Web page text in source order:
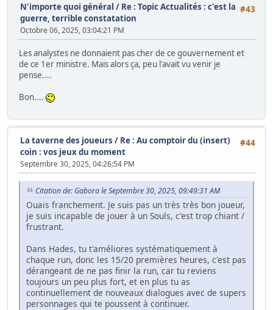
#43
N'importe quoi général / Re : Topic Actualités : c'est la
guerre, terrible constatation
Octobre 06, 2025, 03:04:21 PM
Les analystes ne donnaient pas cher de ce gouvernement et
de ce 1er ministre. Mais alors ça, peu l'avait vu venir je
pense....
Bon....
#44
La taverne des joueurs / Re : Au comptoir du (insert)
coin : vos jeux du moment
Septembre 30, 2025, 04:26:54 PM
Citation de: Gabora le Septembre 30, 2025, 09:49:31 AM
Ouais franchement. Je suis pas un très très bon joueur,
je suis incapable de jouer à un Souls, c'est trop chiant /
frustrant.
Dans Hades, tu t'améliores systématiquement à
chaque run, donc les 15/20 premières heures, c'est pas
dérangeant de ne pas finir la run, car tu reviens
toujours un peu plus fort, et en plus tu as
continuellement de nouveaux dialogues avec de supers
personnages qui te poussent à continuer.